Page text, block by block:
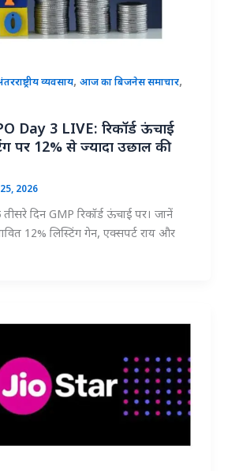
व्यवसाय,आज का बिजनेस समाचार,
Day 3 LIVE: रिकॉर्ड ऊंचाई
पर 12% से ज्यादा उछाल की
2026
दिन GMP रिकॉर्ड ऊंचाई पर। जानें
12% लिस्टिंग गेन, एक्सपर्ट राय और